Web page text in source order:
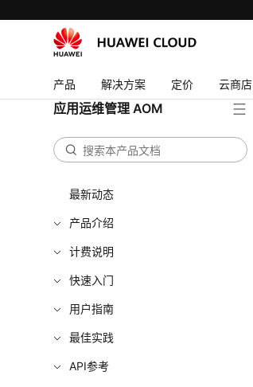
产品 解决方案 定价 云商店
应用运维管理 AOM
最新动态
产品介绍
计费说明
快速入门
用户指南
最佳实践
API参考